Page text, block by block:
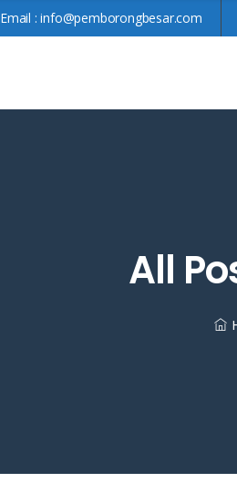
Email :info@pemborongbesar.com
All